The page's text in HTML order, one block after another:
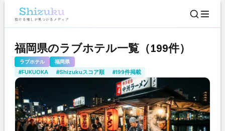
福岡県のラブホテル一覧（199件）
ラブホテル 福岡県
#FUKUOKA #Shizukuスコア順 #199件掲載